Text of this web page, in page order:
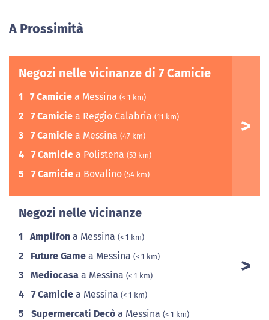
A Prossimità
Negozi nelle vicinanze di 7 Camicie
1 7 Camicie a Messina (< 1 km)
2 7 Camicie a Reggio Calabria (11 km)
3 7 Camicie a Messina (47 km)
4 7 Camicie a Polistena (53 km)
5 7 Camicie a Bovalino (54 km)
Negozi nelle vicinanze
1 Amplifon a Messina (< 1 km)
2 Future Game a Messina (< 1 km)
3 Mediocasa a Messina (< 1 km)
4 7 Camicie a Messina (< 1 km)
5 Supermercati Decò a Messina (< 1 km)